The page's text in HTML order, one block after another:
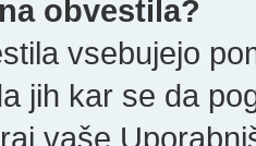
obvestila?
vsebujejo
jih kar se da
vaše